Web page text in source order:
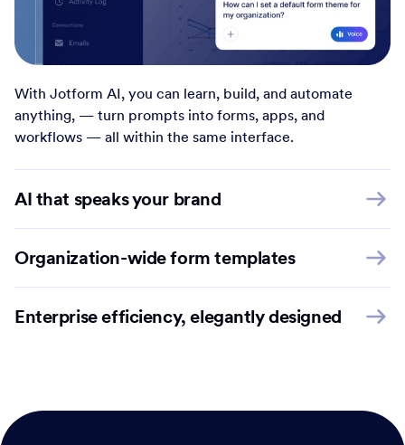
With Jotform AI, you can learn, build, and automate
anything, — turn prompts into forms, apps, and
workflows — all within the same interface.
AI that speaks your brand
Organization-wide form templates
Enterprise efficiency, elegantly designed